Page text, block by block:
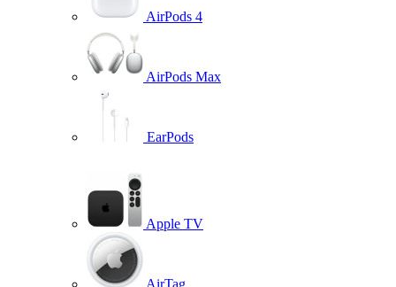
AirPods 4
AirPods Max
EarPods
Apple TV